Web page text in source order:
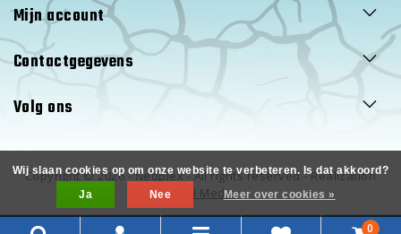
Mijn account
Contactgegevens
Volg ons
Copyright © 2026 - Nedplex - All rights reserved - Realization
InStijl Media
0
Wij slaan cookies op om onze website te verbeteren. Is dat akkoord?
Ja
Nee Meer over cookies »